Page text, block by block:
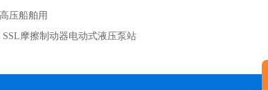
压船舶用
SSL摩擦制动器电动式液压泵站